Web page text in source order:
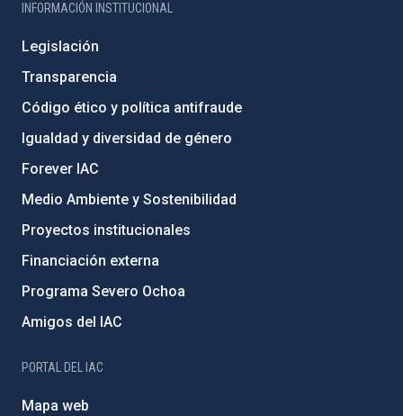
INFORMACIÓN INSTITUCIONAL
Legislación
Transparencia
Código ético y política antifraude
Igualdad y diversidad de género
Forever IAC
Medio Ambiente y Sostenibilidad
Proyectos institucionales
Financiación externa
Programa Severo Ochoa
Amigos del IAC
PORTAL DEL IAC
Mapa web